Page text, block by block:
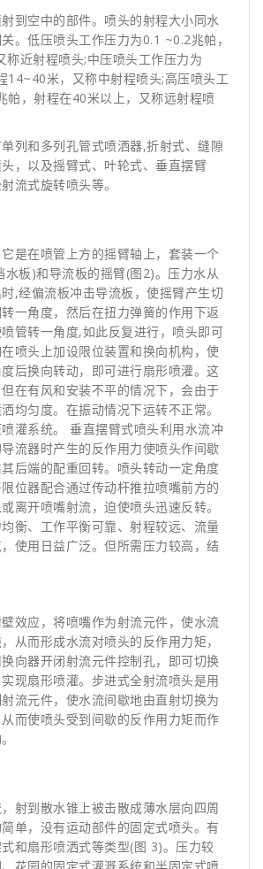
到空中的部件。喷头的射程大小同水
。低压喷头工作压力为0.1 ~0.2兆帕，
称近射程喷头;中压喷头工作压力为
14~40米，又称中射程喷头;高压喷头工
帕，射程在40米以上，又称远射程喷
列和多列孔管式喷洒器,折射式、缝隙
，以及摇臂式、叶轮式、垂直摆臂
流式旋转喷头等。
是在喷管上方的摇臂轴上，套装一个
水板)和导流板的摇臂(图2)。压力水从
,经偏流板冲击导流板，使摇臂产生切
一角度，然后在扭力弹簧的作用下返
管转一角度,如此反复进行，喷头即可
喷头上加设限位装置和换向机构，使
后换向转动，即可进行扇形喷灌。这
在有风和安装不平的情况下，会由于
均匀度。在振动情况下运转不正常。
灌系统。 垂直摆臂式喷头利用水流冲
流器时产生的反作用力使喷头作间歇
后端的配重回转。喷头转动一定角度
位器配合通过传动杆推拉喷嘴前方的
离开喷嘴射流，迫使喷头迅速反转。
衡、工作平衡可靠、射程较远、流量
使用日益广泛。但所需压力较高，结
效应，将喷嘴作为射流元件，使水流
从而形成水流对喷头的反作用力矩，
向器开闭射流元件控制孔，即可切换
现扇形喷灌。步进式全射流喷头是用
流元件，使水流间歇地由直射切换为
而使喷头受到间歇的反作用力矩而作
射到散水锥上被击散成薄水层向四周
单，没有运动部件的固定式喷头。有
和扇形喷洒式等类型(图 3)。压力较